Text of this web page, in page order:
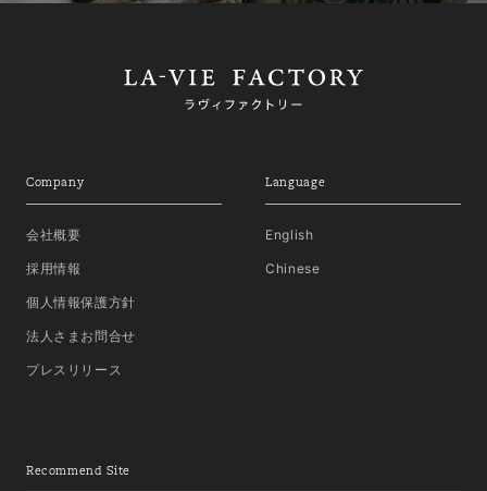
Company
会社概要
採用情報
個人情報保護方針
法人さまお問合せ
プレスリリース
Language
English
Chinese
Recommend Site